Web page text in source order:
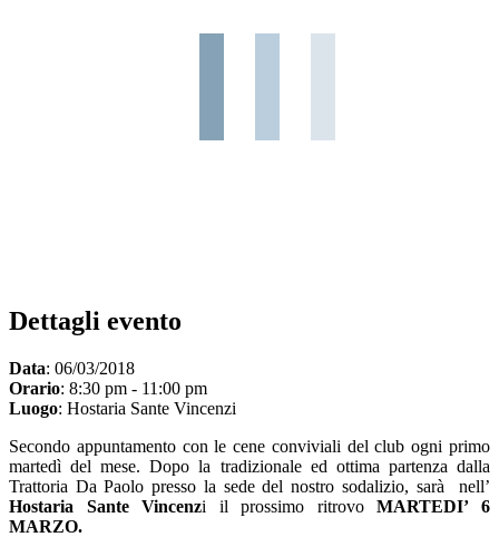
Dettagli evento
Data: 06/03/2018
Orario: 8:30 pm - 11:00 pm
Luogo: Hostaria Sante Vincenzi
Secondo appuntamento con le cene conviviali del club ogni primo
martedì del mese. Dopo la tradizionale ed ottima partenza dalla
Trattoria Da Paolo presso la sede del nostro sodalizio, sarà nell’
Hostaria Sante Vincenzi il prossimo ritrovoMARTEDI’ 6
MARZO.